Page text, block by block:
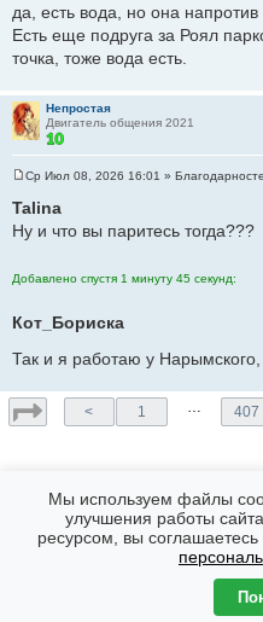
да, есть вода, но она
Есть еще подруга за Роял
точка, тоже вода есть.
Непростая
Двигатель общения 2021
о
б
щ
н
Ср Июл 08, 2026 16:01 »
Talina
Ну и что вы паритесь тогда???
Добавлено спустя 1 минуту 45 секунд:
Кот_Бориска
Так и я работаю у
< 1 … 407
КТО СЕЙЧАС НА ФОРУМЕ
Сейчас эту тему просматривают: Juli_Lev
phpBB
Мы используем файлы
улучшения работы
ресурсом, вы